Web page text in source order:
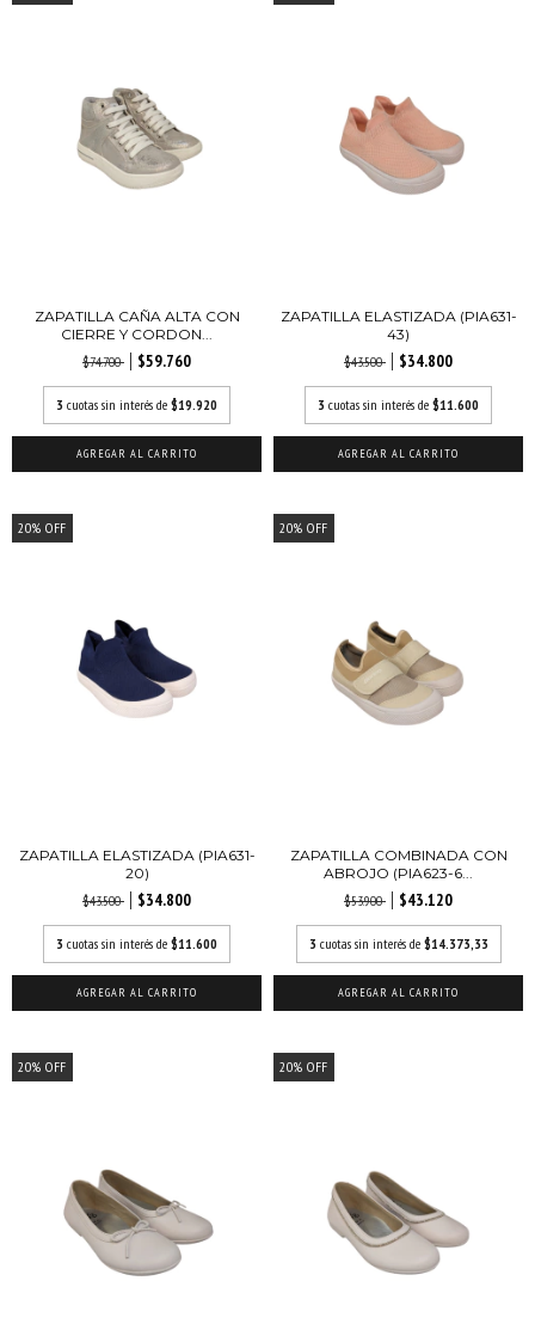
ZAPATILLA CAÑA ALTA CON
CIERRE Y CORDON...
$74.700
$59.760
3 cuotas sin interés de $19.920
AGREGAR AL CARRITO
ZAPATILLA ELASTIZADA (PIA631-
43)
$43.500
$34.800
3 cuotas sin interés de $11.600
AGREGAR AL CARRITO
20% OFF
ZAPATILLA ELASTIZADA (PIA631-
20)
$43.500
$34.800
3 cuotas sin interés de $11.600
AGREGAR AL CARRITO
20% OFF
ZAPATILLA COMBINADA CON
ABROJO (PIA623-6...
$53.900
$43.120
3 cuotas sin interés de $14.373,33
AGREGAR AL CARRITO
20% OFF 20% OFF